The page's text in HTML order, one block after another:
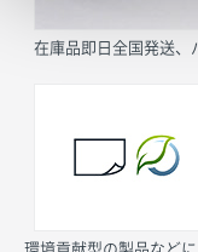
在庫品即日全国発送、